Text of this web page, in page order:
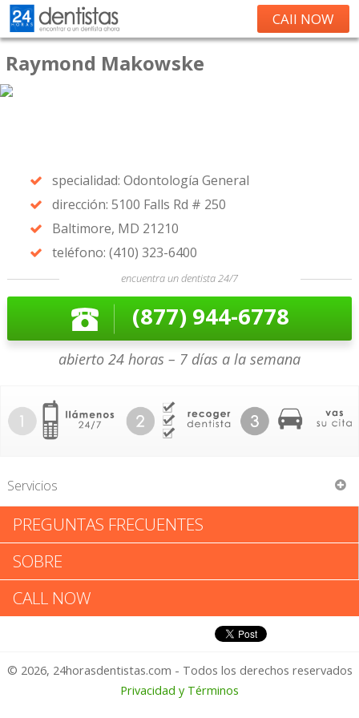
CAll NOW
Raymond Makowske
specialidad: Odontología General
dirección: 5100 Falls Rd # 250
Baltimore, MD 21210
teléfono: (410) 323-6400
encuentra un dentista 24/7
(877) 944-6778
abierto 24 horas – 7 días a la semana
Servicios
Raymond Makowske
Raymond Makowske: Califica
tu Experiencia
1 – No Feliz
PREGUNTAS FRECUENTES
SOBRE
CALL NOW
© 2026, 24horasdentistas.com - Todos los derechos reservados
Privacidad y Términos